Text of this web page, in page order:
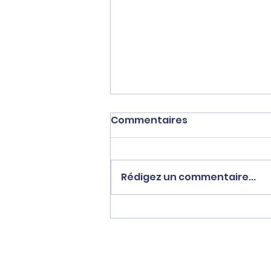
Sébastien Delogu se
Commentaires
Rédigez un commentaire...